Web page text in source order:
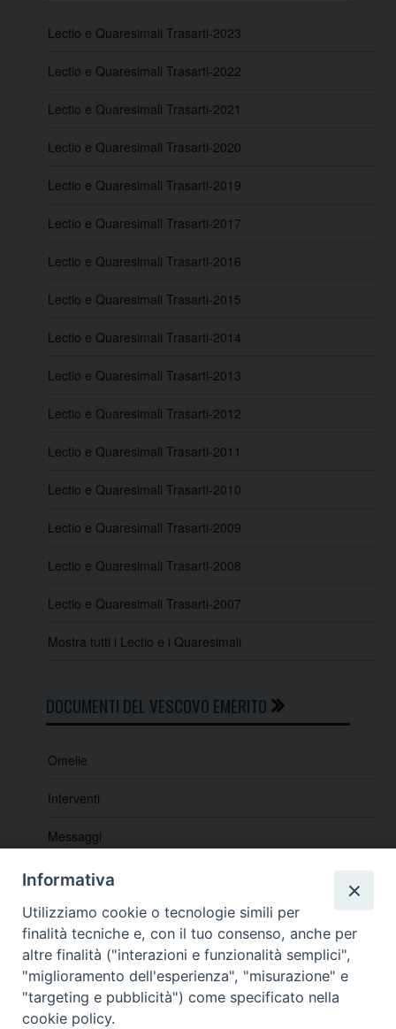
Lectio e Quaresimali Trasarti-2023
Lectio e Quaresimali Trasarti-2022
Lectio e Quaresimali Trasarti-2021
Lectio e Quaresimali Trasarti-2020
Lectio e Quaresimali Trasarti-2019
Lectio e Quaresimali Trasarti-2017
Lectio e Quaresimali Trasarti-2016
Lectio e Quaresimali Trasarti-2015
Lectio e Quaresimali Trasarti-2014
Lectio e Quaresimali Trasarti-2013
Lectio e Quaresimali Trasarti-2012
Lectio e Quaresimali Trasarti-2011
Lectio e Quaresimali Trasarti-2010
Lectio e Quaresimali Trasarti-2009
Lectio e Quaresimali Trasarti-2008
Lectio e Quaresimali Trasarti-2007
Mostra tutti i Lectio e i Quaresimali
DOCUMENTI DEL VESCOVO EMERITO
Omelie
Interventi
Messaggi
Indicazioni e lettere pastorali
Lectio e Quaresimali
Informativa
Utilizziamo cookie o tecnologie simili per
finalità tecniche e, con il tuo consenso, anche per
altre finalità ("interazioni e funzionalità semplici",
"miglioramento dell'esperienza", "misurazione" e
"targeting e pubblicità") come specificato nella
cookie policy.